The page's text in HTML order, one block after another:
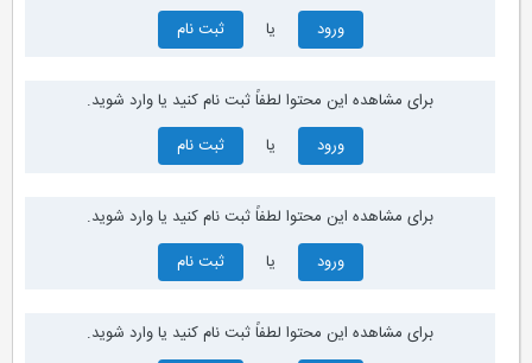
ورود
ثبت نام
برای مشاهده این محتوا لطفاً ثبت نام کنید یا وارد شوید.
ورود
ثبت نام
برای مشاهده این محتوا لطفاً ثبت نام کنید یا وارد شوید.
ورود
ثبت نام
برای مشاهده این محتوا لطفاً ثبت نام کنید یا وارد شوید.